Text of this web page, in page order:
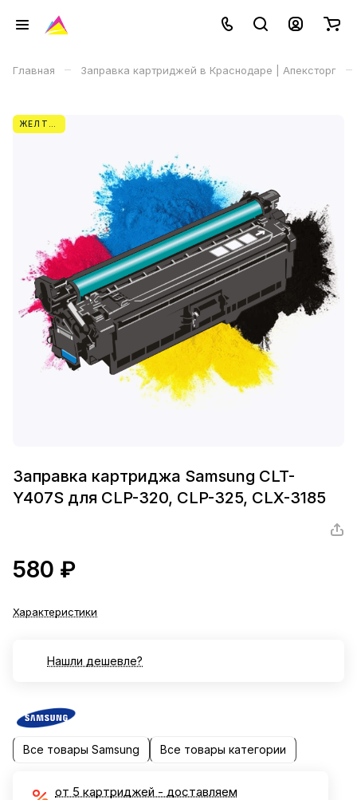
Главная – Заправка картриджей в Краснодаре | Апексторг –
Заправка картриджа Samsung CLT-
Y407S для CLP-320, CLP-325, CLX-3185
580 ₽
Характеристики
Нашли дешевле?
Все товары Samsung Все товары категории
от 5 картриджей - доставляем